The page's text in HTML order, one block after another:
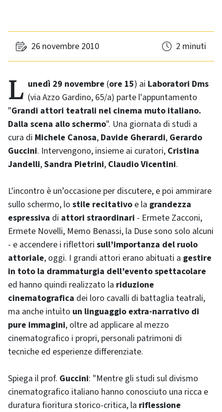
26 novembre 2010 2 minuti
Lunedì 29 novembre (ore 15) ai Laboratori Dms
(via Azzo Gardino, 65/a) parte l'appuntamento
"Grandi attori teatrali nel cinema muto italiano.
Dalla scena allo schermo". Una giornata di studi a
cura di Michele Canosa, Davide Gherardi, Gerardo
Guccini. Intervengono, insieme ai curatori, Cristina
Jandelli,Sandra Pietrini, Claudio Vicentini.
L'incontro è un’occasione per discutere, e poi ammirare
sullo schermo, lo stile recitativo e la grandezza
espressiva di attori straordinari - Ermete Zacconi,
Ermete Novelli, Memo Benassi, la Duse sono solo alcuni
- e accendere i riflettori sull’importanza del ruolo
attoriale, oggi. I grandi attori erano abituati a gestire
in toto la drammaturgia dell’evento spettacolare
ed hanno quindi realizzato la riduzione
cinematografica dei loro cavalli di battaglia teatrali,
ma anche intuìto un linguaggio extra-narrativo di
pure immagini, oltre ad applicare al mezzo
cinematografico i propri, personali patrimoni di
tecniche ed esperienze differenziate.
Spiega il prof. Guccini: "Mentre gli studi sul divismo
cinematografico italiano hanno conosciuto una ricca e
duratura fioritura storico-critica, la riflessione